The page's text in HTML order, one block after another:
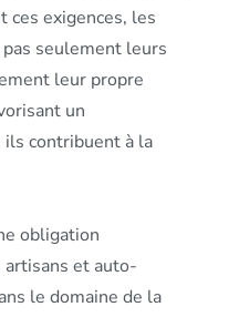
ces exigences, les
seulement leurs
leur propre
un
ils contribuent à la
obligation
et auto-
le domaine de la